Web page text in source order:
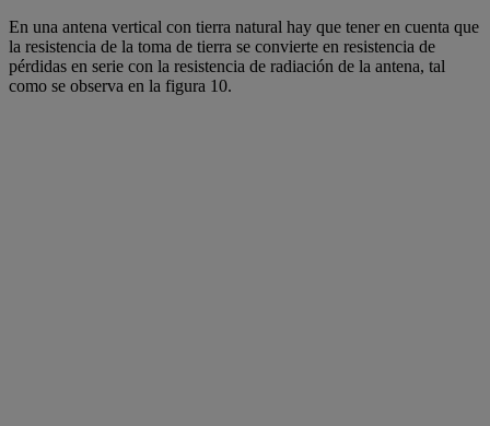
En una antena vertical con tierra natural hay que tener en cuenta que
la resistencia de la toma de tierra se convierte en resistencia de
pérdidas en serie con la resistencia de radiación de la antena, tal
como se observa en la figura 10.